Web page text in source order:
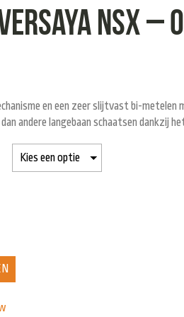
NSX
en een zeer slijtvast bi-
andere langebaan schaatsen dankzij